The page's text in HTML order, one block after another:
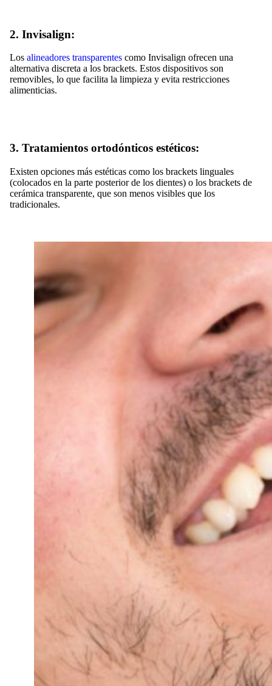
2. Invisalign:
Los alineadores transparentes como Invisalign ofrecen una
alternativa discreta a los brackets. Estos dispositivos son
removibles, lo que facilita la limpieza y evita restricciones
alimenticias.
3. Tratamientos ortodónticos estéticos:
Existen opciones más estéticas como los brackets linguales
(colocados en la parte posterior de los dientes) o los brackets de
cerámica transparente, que son menos visibles que los
tradicionales.